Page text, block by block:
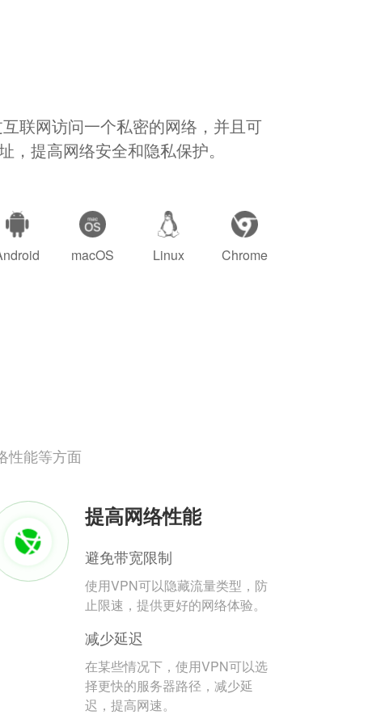
联网访问一个私密的网络，并且可
，提高网络安全和隐私保护。
macOS Linux Chrome
性能等方面
提高网络性能
避免带宽限制
使用VPN可以隐藏流量类型，防
止限速，提供更好的网络体验。
减少延迟
在某些情况下，使用VPN可以选
择更快的服务器路径，减少延
迟，提高网速。